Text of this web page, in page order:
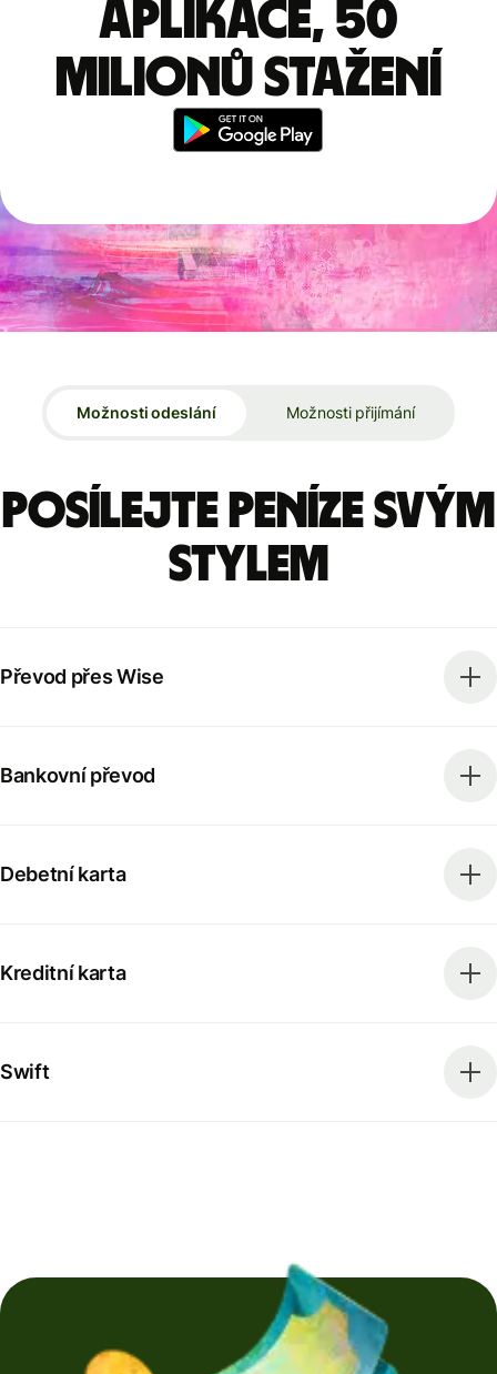
aplikace, 50
milionů stažení
Možnosti odeslání Možnosti přijímání
Posílejte peníze svým
stylem
Převod přes Wise
Bankovní převod
Debetní karta
Kreditní karta
Swift